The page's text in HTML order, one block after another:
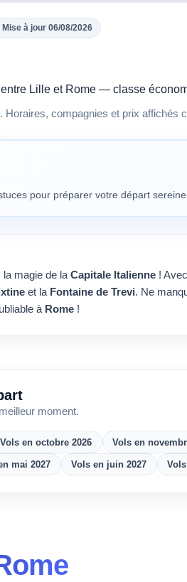
Mise à jour 06/08/2026
Lille et Rome — classe
Horaires, compagnies et prix affichés
pour préparer votre départ
magie de la Capitale Italienne !
et la Fontaine de Trevi. Ne
à Rome !
moment.
Vols en octobre 2026 Vols en
mai 2027 Vols en juin 2027